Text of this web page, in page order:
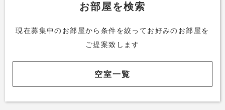
お部屋を検索
現在募集中のお部屋から条件を絞ってお好みのお部屋を
ご提案致します
空室一覧